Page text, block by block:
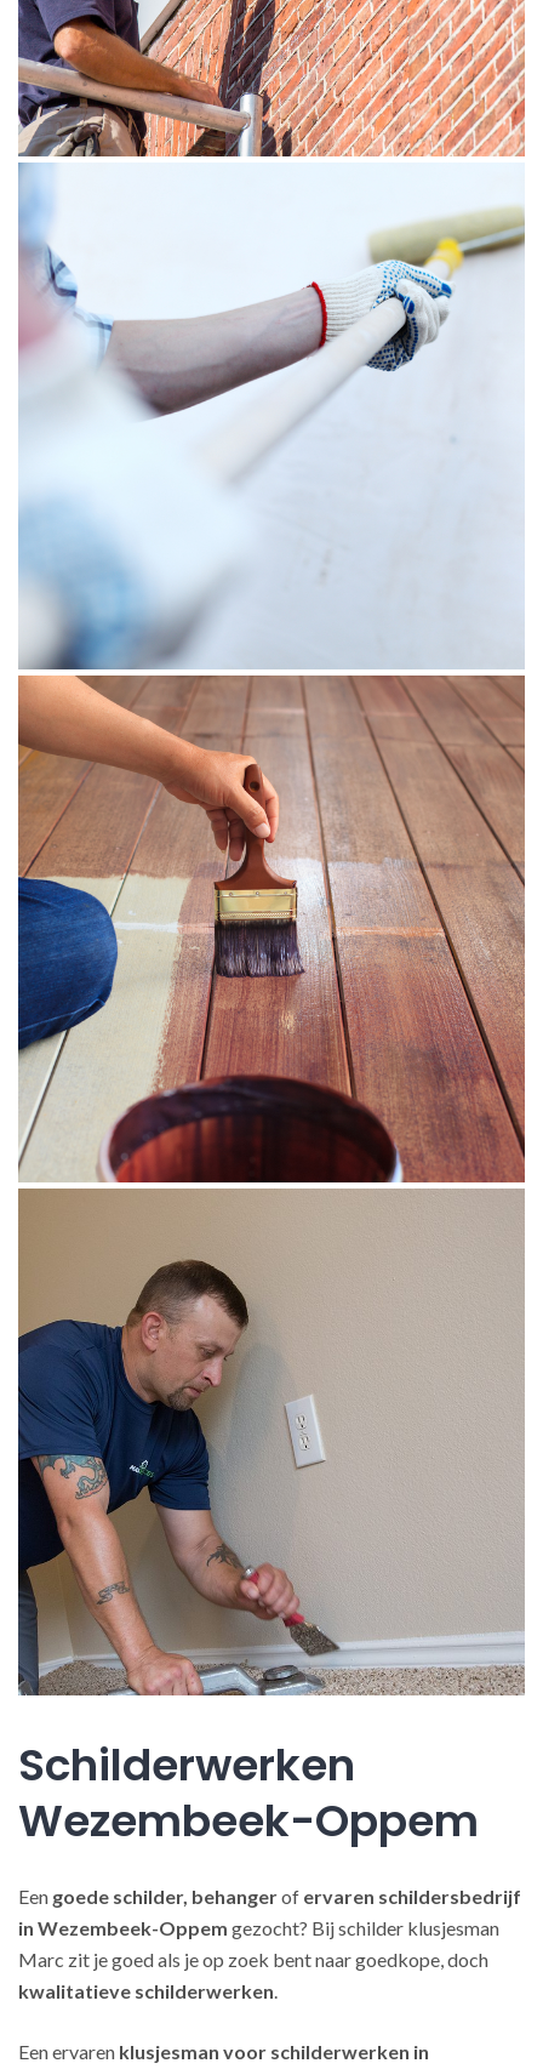
Schilderwerken
Wezembeek-Oppem
Een goede schilder, behangerof ervaren schildersbedrijf
in Wezembeek-Oppem gezocht? Bij schilder klusjesman
Marc zit je goed als je op zoek bent naar goedkope, doch
kwalitatieve schilderwerken.
Een ervaren klusjesman voor schilderwerken in